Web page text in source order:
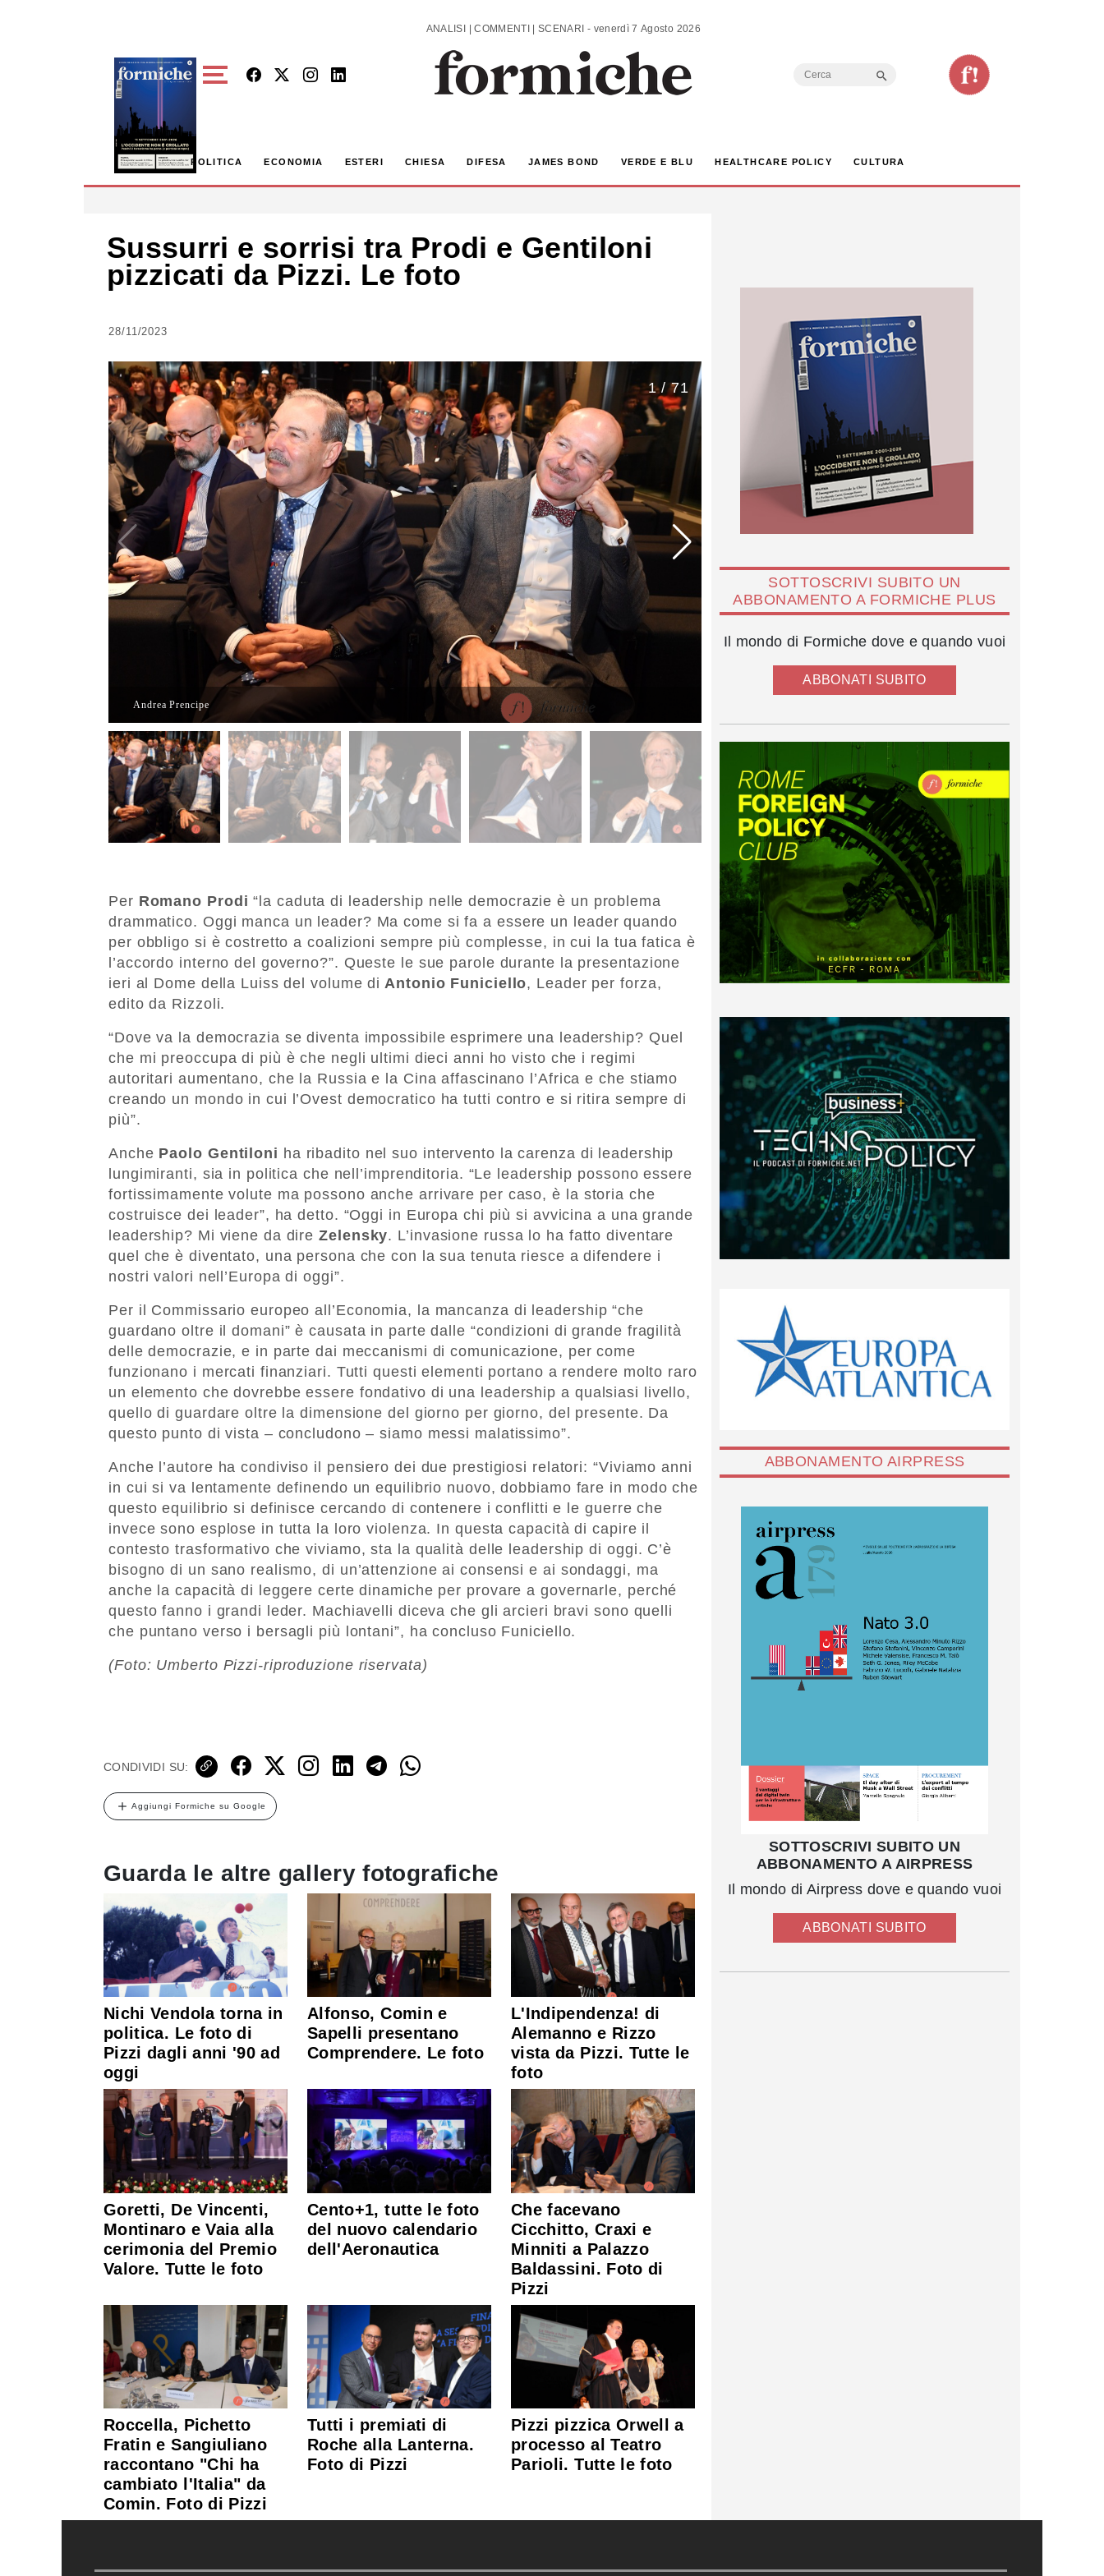
ANALISI | COMMENTI | SCENARI - venerdì 7 Agosto 2026
Search
POLITICA ECONOMIA ESTERI CHIESA DIFESA JAMES BOND VERDE E BLU HEALTHCARE POLICY CULTURA
Sussurri e sorrisi tra Prodi e Gentiloni
pizzicati da Pizzi. Le foto
28/11/2023
1 / 71
Andrea Prencipe
Per Romano Prodi “la caduta di leadership nelle democrazie è un problema
drammatico. Oggi manca un leader? Ma come si fa a essere un leader quando
per obbligo si è costretto a coalizioni sempre più complesse, in cui la tua fatica è
l’accordo interno del governo?”. Queste le sue parole durante la presentazione
ieri al Dome della Luiss del volume di Antonio Funiciello, Leader per forza,
edito da Rizzoli.
“Dove va la democrazia se diventa impossibile esprimere una leadership? Quel
che mi preoccupa di più è che negli ultimi dieci anni ho visto che i regimi
autoritari aumentano, che la Russia e la Cina affascinano l’Africa e che stiamo
creando un mondo in cui l’Ovest democratico ha tutti contro e si ritira sempre di
più”.
Anche Paolo Gentiloni ha ribadito nel suo intervento la carenza di leadership
lungimiranti, sia in politica che nell’imprenditoria. “Le leadership possono essere
fortissimamente volute ma possono anche arrivare per caso, è la storia che
costruisce dei leader”, ha detto. “Oggi in Europa chi più si avvicina a una grande
leadership? Mi viene da direZelensky. L’invasione russa lo ha fatto diventare
quel che è diventato, una persona che con la sua tenuta riesce a difendere i
nostri valori nell’Europa di oggi”.
Per il Commissario europeo all’Economia, la mancanza di leadership “che
guardano oltre il domani” è causata in parte dalle “condizioni di grande fragilità
delle democrazie, e in parte dai meccanismi di comunicazione, per come
funzionano i mercati finanziari. Tutti questi elementi portano a rendere molto raro
un elemento che dovrebbe essere fondativo di una leadership a qualsiasi livello,
quello di guardare oltre la dimensione del giorno per giorno, del presente. Da
questo punto di vista – concludono – siamo messi malatissimo”.
Anche l’autore ha condiviso il pensiero dei due prestigiosi relatori: “Viviamo anni
in cui si va lentamente definendo un equilibrio nuovo, dobbiamo fare in modo che
questo equilibrio si definisce cercando di contenere i conflitti e le guerre che
invece sono esplose in tutta la loro violenza. In questa capacità di capire il
contesto trasformativo che viviamo, sta la qualità delle leadership di oggi. C’è
bisogno di un sano realismo, di un’attenzione ai consensi e ai sondaggi, ma
anche la capacità di leggere certe dinamiche per provare a governarle, perché
questo fanno i grandi leder. Machiavelli diceva che gli arcieri bravi sono quelli
che puntano verso i bersagli più lontani”, ha concluso Funiciello.
(Foto: Umberto Pizzi-riproduzione riservata)
CONDIVIDI SU:
Aggiungi Formiche su Google
Guarda le altre gallery fotografiche
Nichi Vendola torna in
politica. Le foto di
Pizzi dagli anni '90 ad
oggi
Alfonso, Comin e
Sapelli presentano
Comprendere. Le foto
L'Indipendenza! di
Alemanno e Rizzo
vista da Pizzi. Tutte le
foto
Goretti, De Vincenti,
Montinaro e Vaia alla
cerimonia del Premio
Valore. Tutte le foto
Cento+1, tutte le foto
del nuovo calendario
dell'Aeronautica
Che facevano
Cicchitto, Craxi e
Minniti a Palazzo
Baldassini. Foto di
Pizzi
Roccella, Pichetto
Fratin e Sangiuliano
raccontano "Chi ha
cambiato l'Italia" da
Comin. Foto di Pizzi
Tutti i premiati di
Roche alla Lanterna.
Foto di Pizzi
Pizzi pizzica Orwell a
processo al Teatro
Parioli. Tutte le foto
SOTTOSCRIVI SUBITO UN
ABBONAMENTO A FORMICHE PLUS
Il mondo di Formiche dove e quando vuoi
ABBONATI SUBITO
ABBONAMENTO AIRPRESS
SOTTOSCRIVI SUBITO UN
ABBONAMENTO A AIRPRESS
Il mondo di Airpress dove e quando vuoi
ABBONATI SUBITO